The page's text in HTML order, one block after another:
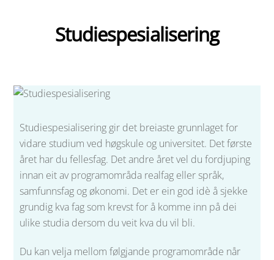
Studiespesialisering
Studiespesialisering gir det breiaste grunnlaget for
vidare studium ved høgskule og universitet. Det første
året har du fellesfag. Det andre året vel du fordjuping
innan eit av programområda realfag eller språk,
samfunnsfag og økonomi. Det er ein god idè å sjekke
grundig kva fag som krevst for å komme inn på dei
ulike studia dersom du veit kva du vil bli.
Du kan velja mellom følgjande programområde når